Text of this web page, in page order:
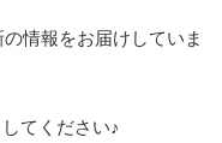
情報をお届けしていま
てください♪